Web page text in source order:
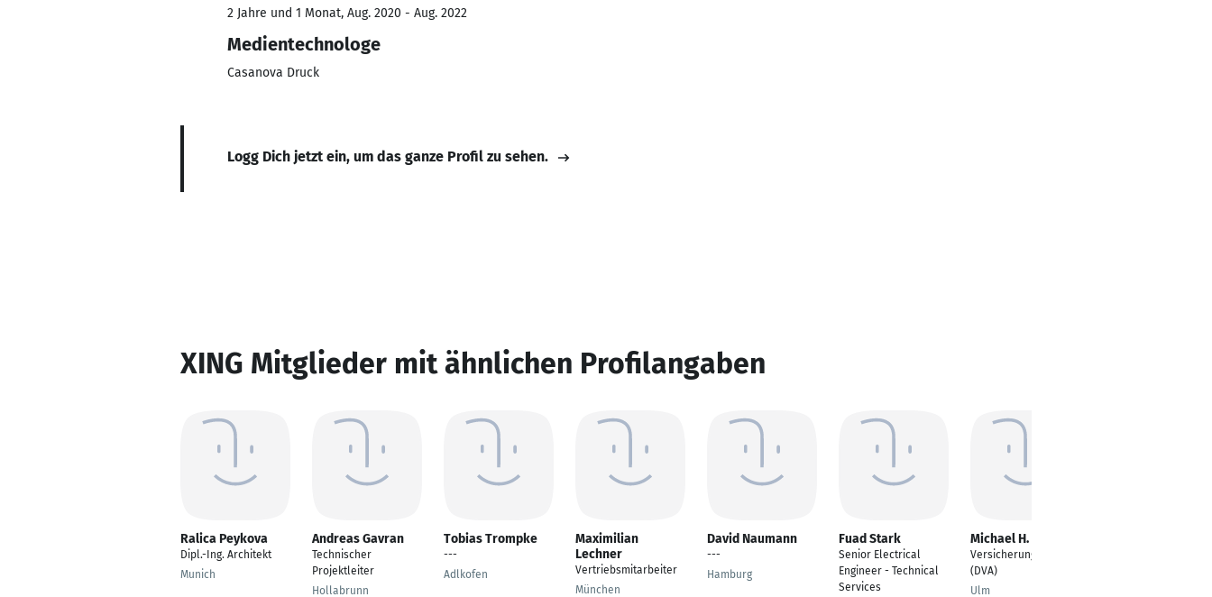
2 Jahre und 1 Monat, Aug. 2020 - Aug. 2022
Medientechnologe
Casanova Druck
Logg Dich jetzt ein, um das ganze Profil zu sehen.
XING Mitglieder mit ähnlichen Profilangaben
Ralica Peykova
Dipl.-Ing. Architekt
Munich
Andreas Gavran
Technischer
Projektleiter
Hollabrunn
Tobias Trompke
---
Adlkofen
Maximilian
Lechner
Vertriebsmitarbeiter
München
David Naumann
---
Hamburg
Fuad Stark
Senior Electrical
Engineer - Technical
Services
Michael H. Matzick
Versicherungsexperte
(DVA)
Ulm